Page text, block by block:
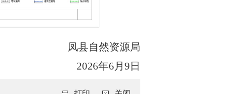
凤县自然资源局
2026年6月9日